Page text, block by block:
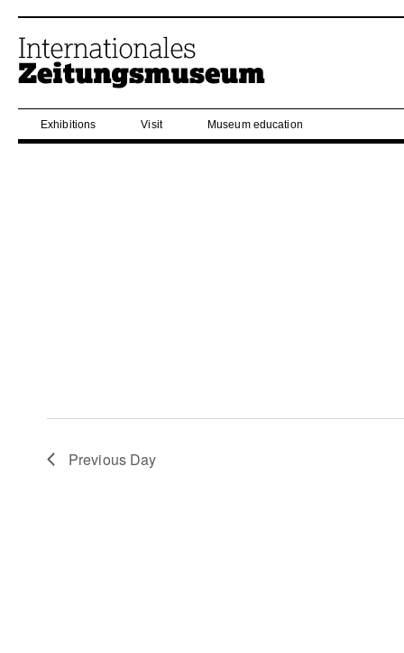
Exhibitions Visit Museum education
Previous Day